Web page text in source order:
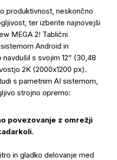
produktivnost, neskončno
ter izberite najnovejši
MEGA 2! Tablični
Android in
s svojim 12“ (30,48
2K (2000x1200 px).
s pametnim AI sistemom,
strojno opremo:
povezovanje z omrežji
in gladko delovanje med